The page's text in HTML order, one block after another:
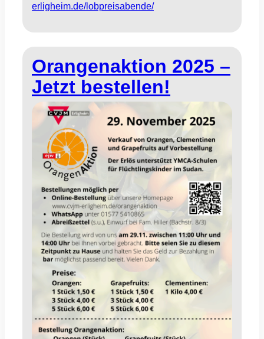
erligheim.de/lobpreisabende/
Orangenaktion 2025 –
Jetzt bestellen!